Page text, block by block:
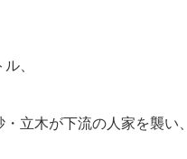
、
立木が下流の人家を襲い、